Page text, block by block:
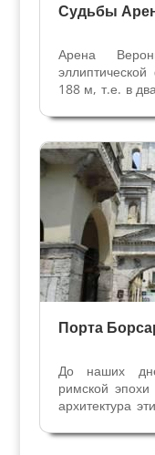
Судьбы
Арена
188 м, т.е. в
достигнут
эффект
Порта
До наших
римской
архитектура
– Микеле